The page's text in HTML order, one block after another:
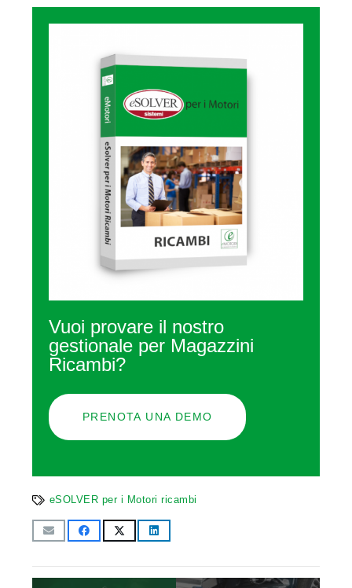
Vuoi provare il nostro
gestionale per Magazzini
Ricambi?
PRENOTA UNA DEMO
eSOLVER per i Motori ricambi